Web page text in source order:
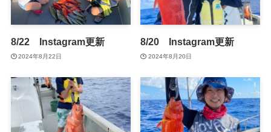
8/22 Instagram更新
2024年8月22日
8/20 Instagram更新
2024年8月20日